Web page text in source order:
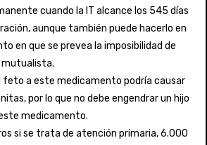
cuando la IT alcance los 545 días
aunque también puede hacerlo en
en que se prevea la imposibilidad de
mutualista.
feto a este medicamento podría causar
por lo que no debe engendrar un hijo
medicamento.
si se trata de atención primaria, 6.000